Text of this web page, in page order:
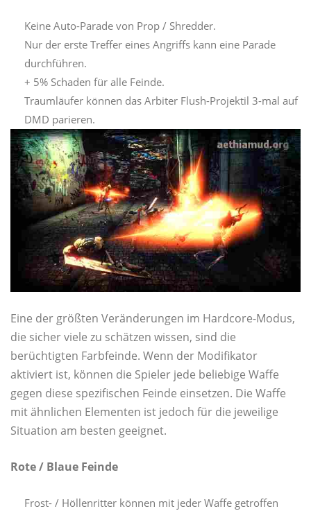
Keine Auto-Parade von Prop / Shredder.
Nur der erste Treffer eines Angriffs kann eine Parade
durchführen.
+ 5% Schaden für alle Feinde.
Traumläufer können das Arbiter Flush-Projektil 3-mal auf
DMD parieren.
Eine der größten Veränderungen im Hardcore-Modus,
die sicher viele zu schätzen wissen, sind die
berüchtigten Farbfeinde. Wenn der Modifikator
aktiviert ist, können die Spieler jede beliebige Waffe
gegen diese spezifischen Feinde einsetzen. Die Waffe
mit ähnlichen Elementen ist jedoch für die jeweilige
Situation am besten geeignet.
Rote / Blaue Feinde
Frost- / Höllenritter können mit jeder Waffe getroffen